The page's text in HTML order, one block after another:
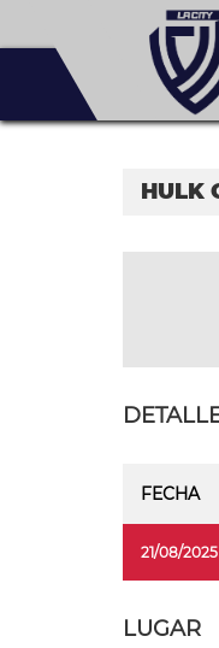
HULK
FECHA
21/08/2025
LUGAR